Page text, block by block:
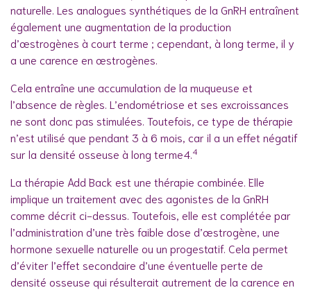
naturelle. Les analogues synthétiques de la GnRH entraînent
également une augmentation de la production
d’œstrogènes à court terme ; cependant, à long terme, il y
a une carence en œstrogènes.
Cela entraîne une accumulation de la muqueuse et
l’absence de règles. L’endométriose et ses excroissances
ne sont donc pas stimulées. Toutefois, ce type de thérapie
n’est utilisé que pendant 3 à 6 mois, car il a un effet négatif
sur la densité osseuse à long terme4.4
La thérapie Add Back est une thérapie combinée. Elle
implique un traitement avec des agonistes de la GnRH
comme décrit ci-dessus. Toutefois, elle est complétée par
l’administration d’une très faible dose d’œstrogène, une
hormone sexuelle naturelle ou un progestatif. Cela permet
d’éviter l’effet secondaire d’une éventuelle perte de
densité osseuse qui résulterait autrement de la carence en